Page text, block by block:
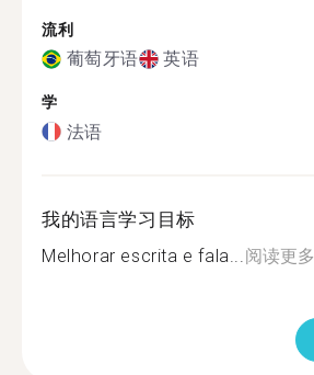
流利
葡萄牙语 英语
学
法语
我的语言学习目标
Melhorar escrita e fala... 阅读更多